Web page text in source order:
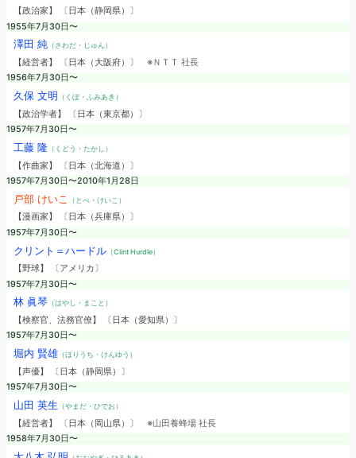
【政治家】 〔日本（静岡県）〕
1955年7月30日〜
澤田 純（さわだ・じゅん）
【経営者】 〔日本（大阪府）〕 ※ＮＴＴ 社長
1956年7月30日〜
久保 文明 （くぼ・ふみあき）
【政治学者】 〔日本（東京都）〕
1957年7月30日〜
工藤 隆（くどう・たかし）
【作曲家】 〔日本（北海道）〕
1957年7月30日〜2010年1月28日
戸部 けいこ （とべ・けいこ）
【漫画家】 〔日本（兵庫県）〕
1957年7月30日〜
クリント＝ハードル（Clint Hurdle）
【野球】 〔アメリカ〕
1957年7月30日〜
林 眞琴 （はやし・まこと）
【検察官、法務官僚】 〔日本（愛知県）〕
1957年7月30日〜
堀内 賢雄（ほりうち・けんゆう）
【声優】 〔日本（静岡県）〕
1957年7月30日〜
山田 英生 （やまだ・ひでお）
【経営者】 〔日本（岡山県）〕 ※山田養蜂場 社長
1958年7月30日〜